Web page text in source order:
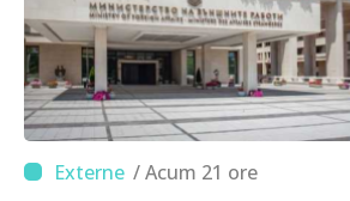
/ Acum 21 ore